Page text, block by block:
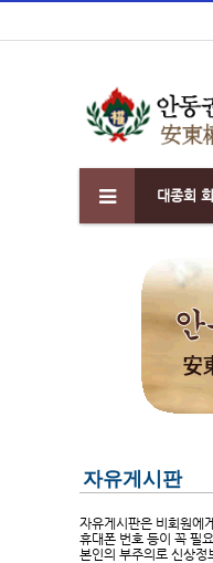
대종회
자유게시판
자유게시판은 비회원에
휴대폰 번호 등이 꼭 필
본인의 부주의로 신상정